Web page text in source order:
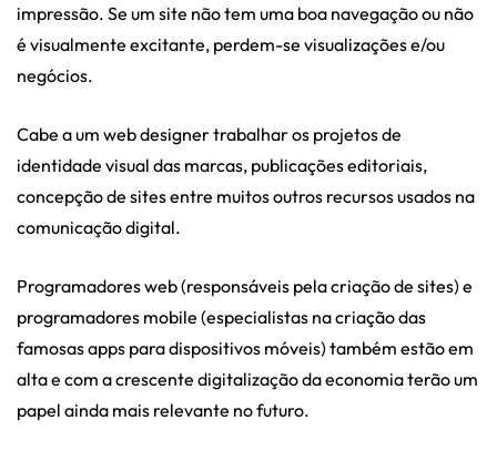
impressão. Se um site não tem uma boa navegação ou não
é visualmente excitante, perdem-se visualizações e/ou
negócios.
Cabe a um web designer trabalhar os projetos de
identidade visual das marcas, publicações editoriais,
concepção de sites entre muitos outros recursos usados na
comunicação digital.
Programadores web (responsáveis pela criação de sites) e
programadores mobile (especialistas na criação das
famosas apps para dispositivos móveis) também estão em
alta e com a crescente digitalização da economia terão um
papel ainda mais relevante no futuro.